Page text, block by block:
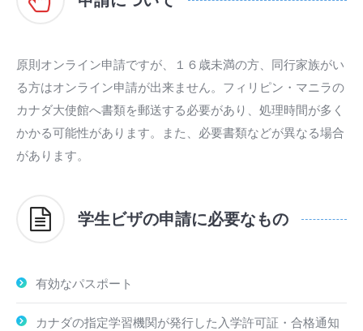
原則オンライン申請ですが、１６歳未満の方、同行家族がい
る方はオンライン申請が出来ません。フィリピン・マニラの
カナダ大使館へ書類を郵送する必要があり、処理時間が多く
かかる可能性があります。また、必要書類などが異なる場合
があります。
学生ビザの申請に必要なもの
有効なパスポート
カナダの指定学習機関が発行した入学許可証・合格通知